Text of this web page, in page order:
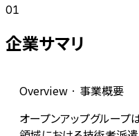
01
企業サマリ
Overview · 事業概要
オープンアップグルー